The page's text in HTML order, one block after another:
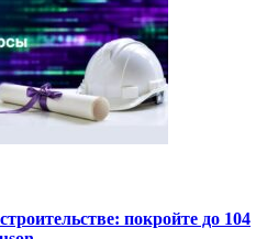
покройте до 104